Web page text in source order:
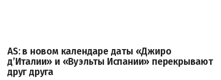
AS: в новом календаре даты «Джиро
д’Италии» и «Вуэльты Испании» перекрывают
друг друга